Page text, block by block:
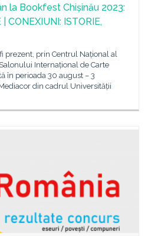
la Bookfest Chișinău 2023:
CONEXIUNI: ISTORIE,
prezent, prin Centrul Național al
Internațional de Carte
în perioada 30 august – 3
din cadrul Universității